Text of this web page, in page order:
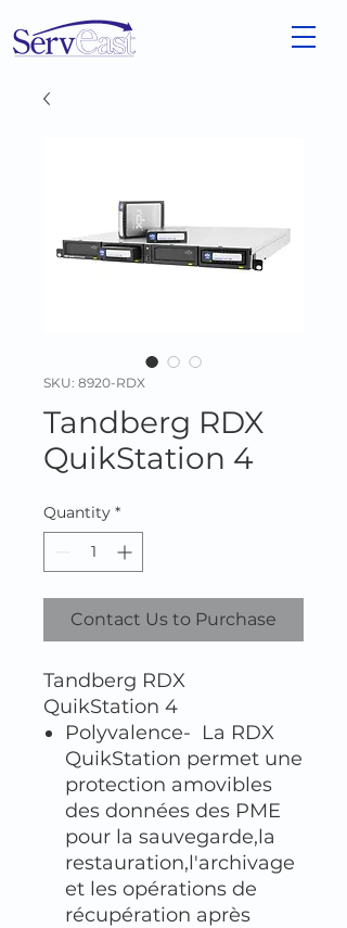
SKU: 8920-RDX
Tandberg RDX
QuikStation 4
Quantity *
Contact Us to Purchase
Tandberg RDX
QuikStation 4
Polyvalence- La RDX
QuikStation permet une
protection amovibles
des données des PME
pour la sauvegarde,la
restauration,l'archivage
et les opérations de
récupération après